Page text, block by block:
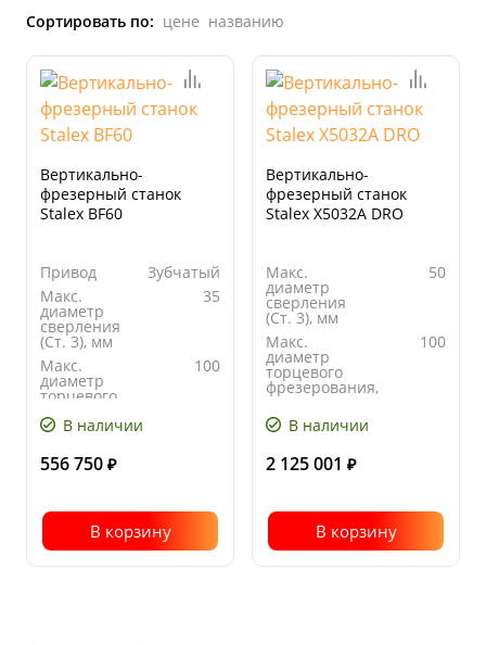
Сортировать по: цене названию
Вертикально-
фрезерный станок
Stalex BF60
Привод
Зубчатый
Макс.
диаметр
сверления
(Ст. 3), мм
35
Макс.
диаметр
торцевого
мм
100
диаметр
В наличии
556 750 ₽
В корзину
Вертикально-
фрезерный станок
Stalex X5032A DRO
Макс.
диаметр
сверления
(Ст. 3), мм
50
Макс.
диаметр
торцевого
фрезерования,
мм
100
Макс.
концевой
фрезы, мм
шпинделя (7:24)
В наличии
2 125 001 ₽
В корзину